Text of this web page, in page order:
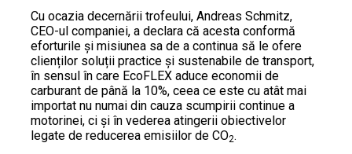
Cu ocazia decernării trofeului, Andreas Schmitz,
CEO-ul companiei, a declara că acesta conformă
eforturile și misiunea sa de a continua să le ofere
clienților soluții practice și sustenabile de transport,
în sensul în care EcoFLEX aduce economii de
carburant de până la 10%, ceea ce este cu atât mai
importat nu numai din cauza scumpirii continue a
motorinei, ci și în vederea atingerii obiectivelor
legate de reducerea emisiilor de CO2.